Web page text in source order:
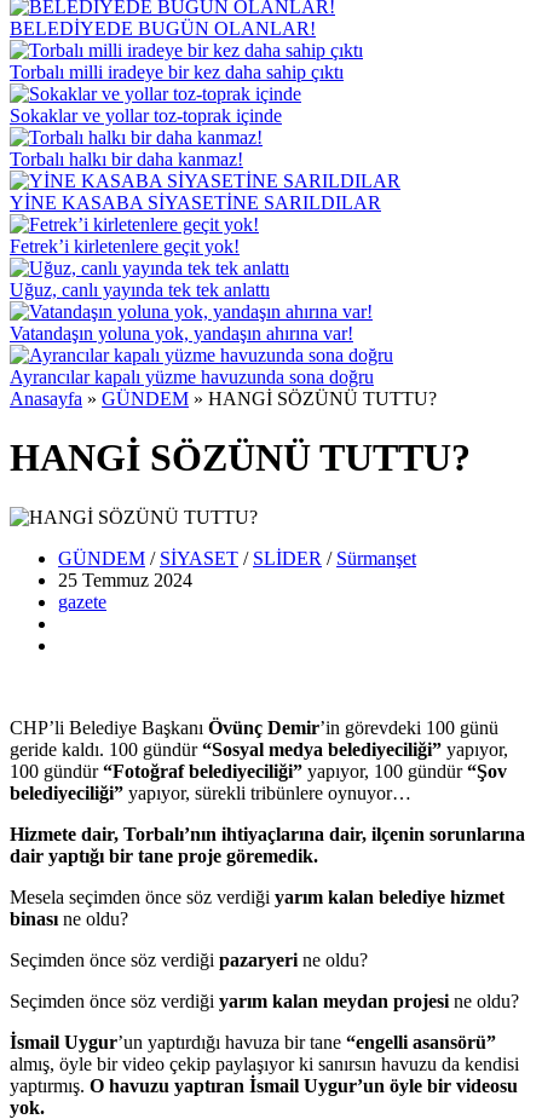
BELEDİYEDE BUGÜN OLANLAR!
Torbalı milli iradeye bir kez daha sahip çıktı
Sokaklar ve yollar toz-toprak içinde
Torbalı halkı bir daha kanmaz!
YİNE KASABA SİYASETİNE SARILDILAR
Fetrek’i kirletenlere geçit yok!
Uğuz, canlı yayında tek tek anlattı
Vatandaşın yoluna yok, yandaşın ahırına var!
Ayrancılar kapalı yüzme havuzunda sona doğru
Anasayfa » GÜNDEM » HANGİ SÖZÜNÜ TUTTU?
HANGİ SÖZÜNÜ TUTTU?
GÜNDEM / SİYASET / SLİDER / Sürmanşet
25 Temmuz 2024
gazete
CHP’li Belediye Başkanı Övünç Demir’in görevdeki 100 günü
geride kaldı. 100 gündür“Sosyal medya belediyeciliği” yapıyor,
100 gündür“Fotoğraf belediyeciliği” yapıyor, 100 gündür“Şov
belediyeciliği” yapıyor, sürekli tribünlere oynuyor…
Hizmete dair, Torbalı’nın ihtiyaçlarına dair, ilçenin sorunlarına
dair yaptığı bir tane proje göremedik.
Mesela seçimden önce söz verdiği yarım kalan belediye hizmet
binası ne oldu?
Seçimden önce söz verdiği pazaryeri ne oldu?
Seçimden önce söz verdiği yarım kalan meydan projesi ne oldu?
İsmail Uygur’un yaptırdığı havuza bir tane “engelli asansörü”
almış, öyle bir video çekip paylaşıyor ki sanırsın havuzu da kendisi
yaptırmış. O havuzu yaptıran İsmail Uygur’un öyle bir videosu
yok.